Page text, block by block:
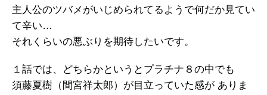
主人公のツバメがいじめられてるようで何だか見てい
て辛い…
それくらいの悪ぶりを期待したいです。
１話では、どちらかというとプラチナ８の中でも
須藤夏樹（間宮祥太郎）が目立っていた感が ありま